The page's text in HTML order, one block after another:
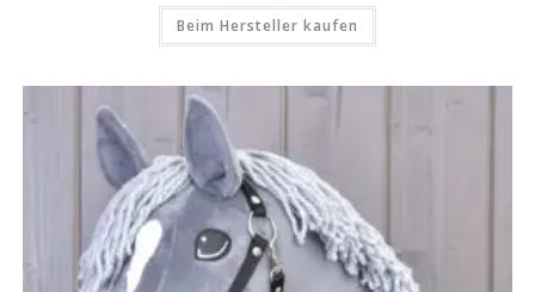
Beim Hersteller kaufen